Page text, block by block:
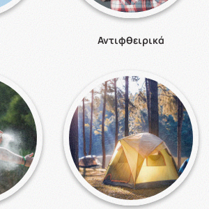
Αντιφθειρικά